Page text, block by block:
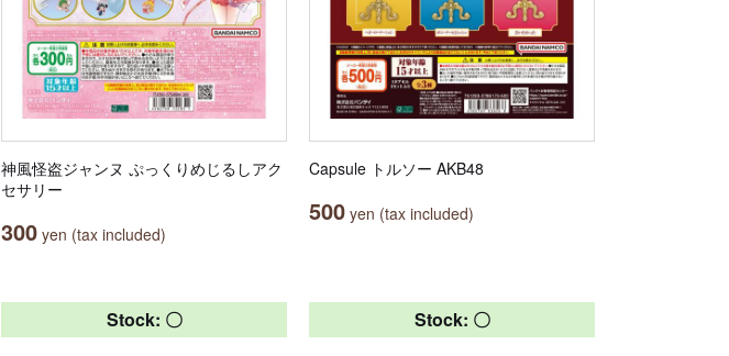
神風怪盗ジャンヌ ぷっくりめじるしアク
セサリー
300 yen (tax included)
Capsule トルソー AKB48
500 yen (tax included)
Stock: 〇 Stock: 〇